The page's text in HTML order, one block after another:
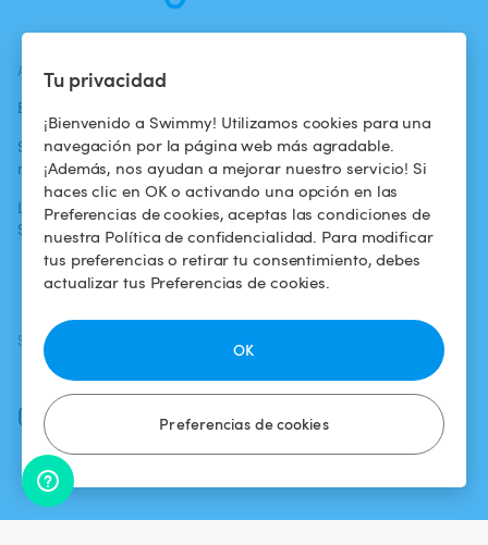
Tu privacidad
¡Bienvenido a Swimmy! Utilizamos cookies para una
navegación por la página web más agradable.
¡Además, nos ayudan a mejorar nuestro servicio! Si
haces clic en OK o activando una opción en las
Preferencias de cookies, aceptas las condiciones de
nuestra Política de confidencialidad. Para modificar
tus preferencias o retirar tu consentimiento, debes
actualizar tus Preferencias de cookies.
Preferencias de cookies
OK
ACTUALIDADES
Blog
Swimmy en los
medios
La aventura
Swimmy
Para los
propietarios
Alquilar mi
piscina
¿Cómo funciona?
Condiciones de
uso
Política de
confidencialidad
Aviso legal
SÍGUENOS
Facebook
Instagram